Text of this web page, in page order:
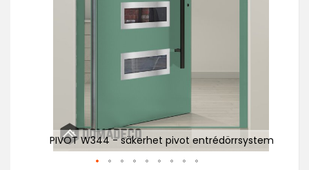
PIVOT W344 - säkerhet pivot entrédörrsystem